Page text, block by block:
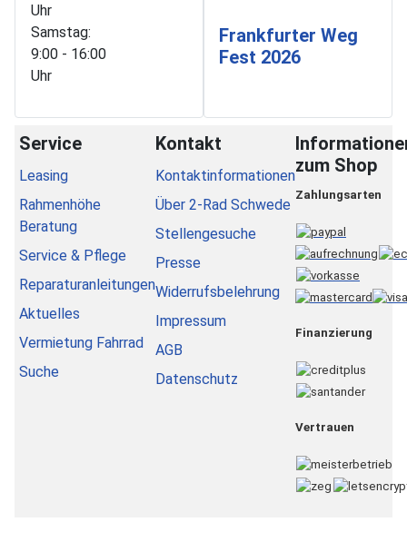
Uhr
Samstag:
9:00 - 16:00
Uhr
Frankfurter Weg
Fest 2026
Service
Leasing
Rahmenhöhe
Beratung
Service & Pflege
Reparaturanleitungen
Aktuelles
Vermietung Fahrrad
Suche
Kontakt
Kontaktinformationen
Über 2-Rad Schwede
Stellengesuche
Presse
Widerrufsbelehrung
Impressum
AGB
Datenschutz
zum Shop
Zahlungsarten
Finanzierung
Vertrauen